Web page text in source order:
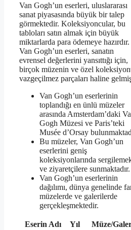
Van Gogh’un eserleri, uluslararası
sanat piyasasında büyük bir talep
görmektedir. Koleksiyoncular, bu
tabloları satın almak için büyük
miktarlarda para ödemeye hazırdır.
Van Gogh’un eserleri, sanatın
evrensel değerlerini yansıttığı için,
birçok müzenin ve özel
vazgeçilmez parçaları haline
Van Gogh’un eserlerinin
toplandığı en ünlü müzeler
arasında Amsterdam’daki
Gogh Müzesi ve Paris’teki
Musée d’Orsay
Bu müzeler, Van Gogh’un
eserlerini geniş
koleksiyonlarında
ve ziyaretçilere sunmaktadır.
Van Gogh’un eserlerinin
dağılımı, dünya genelinde
müzelerde ve galerilerde
gerçekleşmektedir.
Eserin Adı Yıl Müze/